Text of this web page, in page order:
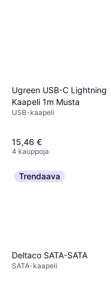
Ugreen USB-C Lightning
Kaapeli 1m Musta
USB-kaapeli
15,46 €
4 kauppoja
Trendaava
Deltaco SATA-SATA
SATA-kaapeli